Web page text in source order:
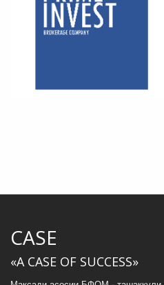
CASE
«A CASE OF SUCCESS»